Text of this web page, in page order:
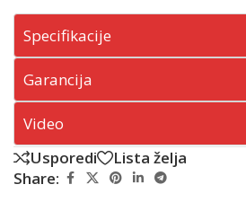
Specifikacije
Garancija
Video
Usporedi
Lista želja
Share: